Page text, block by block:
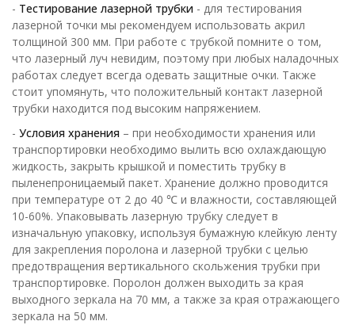
- Тестирование лазерной трубки - для тестирования
лазерной точки мы рекомендуем использовать акрил
толщиной 300 мм. При работе с трубкой помните о том,
что лазерный луч невидим, поэтому при любых наладочных
работах следует всегда одевать защитные очки. Также
стоит упомянуть, что положительный контакт лазерной
трубки находится под высоким напряжением.
- Условия хранения – при необходимости хранения или
транспортировки необходимо вылить всю охлаждающую
жидкость, закрыть крышкой и поместить трубку в
пыленепроницаемый пакет. Хранение должно проводится
при температуре от 2 до 40 ℃ и влажности, составляющей
10-60%. Упаковывать лазерную трубку следует в
изначальную упаковку, используя бумажную клейкую ленту
для закрепления поролона и лазерной трубки с целью
предотвращения вертикального скольжения трубки при
транспортировке. Поролон должен выходить за края
выходного зеркала на 70 мм, а также за края отражающего
зеркала на 50 мм.